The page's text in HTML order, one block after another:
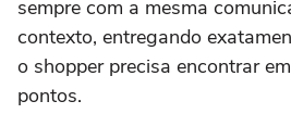
sempre com a mesma
contexto, entregando
o shopper precisa encontrar
pontos.